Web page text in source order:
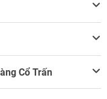
Cổ Trấn